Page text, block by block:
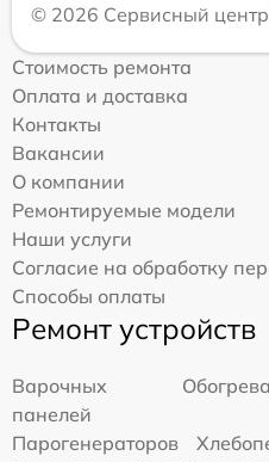
© 2026 Сервисный
Стоимость ремонта
Оплата и доставка
Контакты
Вакансии
О компании
Ремонтируемые модели
Наши услуги
Согласие на обработку
Способы оплаты
Ремонт устройств
Варочных
панелей
Парогенераторов